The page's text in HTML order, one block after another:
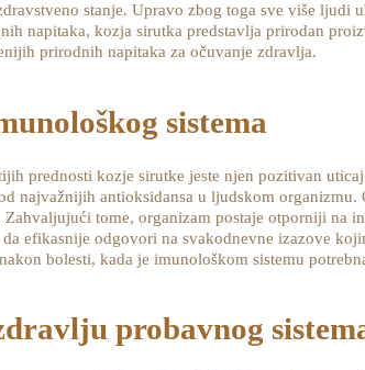
stanje. Upravo zbog toga sve više
napitaka, kozja sirutka predstavlja prirodan
prirodnih napitaka za očuvanje zdravlja.
sistema
prednosti kozje sirutke jeste njen pozitivan
najvažnijih antioksidansa u ljudskom
tome, organizam postaje otporniji na
efikasnije odgovori na svakodnevne izazove
bolesti, kada je imunološkom sistemu
probavnog